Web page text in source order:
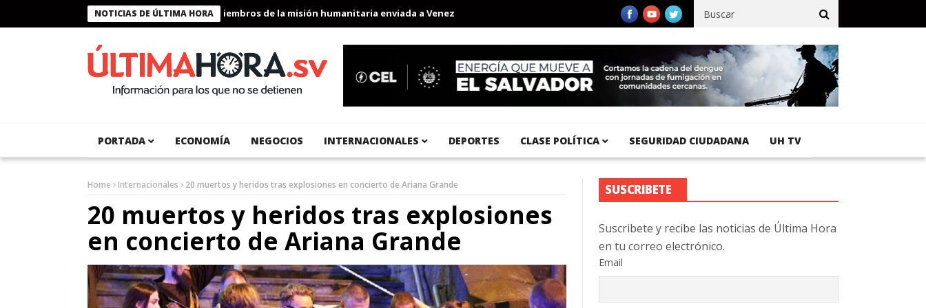
NOTICIAS DE ÚLTIMA HORA
Presidente Bukele condecora a miembros de la misión humanitaria enviada a Venezuela Aeropuerto Internacional del Pacífico registra 92 % de avance en obras de terracería
PORTADA ECONOMÍA NEGOCIOS INTERNACIONALES DEPORTES CLASE POLÍTICA SEGURIDAD CIUDADANA UH TV
Home Internacionales 20 muertos y heridos tras explosiones en concierto de Ariana Grande
20 muertos y heridos tras explosiones
en concierto de Ariana Grande
SUSCRIBETE
Suscribete y recibe las noticias de Última Hora
en tu correo electrónico.
Email